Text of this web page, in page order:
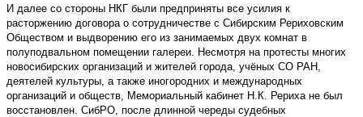
И далее со стороны НКГ были предприняты все усилия к
расторжению договора о сотрудничестве с Сибирским Рериховским
Обществом и выдворению его из занимаемых двух комнат в
полуподвальном помещении галереи. Несмотря на протесты многих
новосибирских организаций и жителей города, учёных СО РАН,
деятелей культуры, а также иногородних и международных
организаций и обществ, Мемориальный кабинет Н.К. Рериха не был
восстановлен. СибРО, после длинной череды судебных